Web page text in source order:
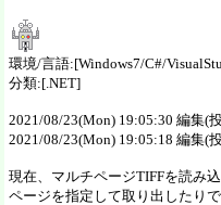
環境/言語:[Windows7/C#/
分類:[.NET]
2021/08/23(Mon) 19:05:30 編集(
2021/08/23(Mon) 19:05:18 編集(
現在、マルチページTIFFを読み
ページを指定して取り出したり